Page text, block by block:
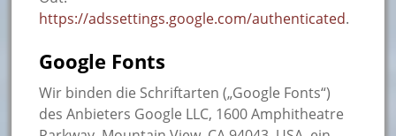
https://adssettings.google.com/authenticated.
Google Fonts
Wir binden die Schriftarten („Google Fonts“)
des Anbieters Google LLC, 1600 Amphitheatre